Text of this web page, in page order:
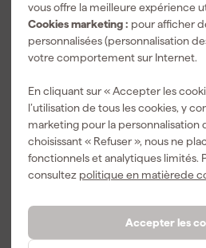
vous offre la meilleure expérience
Cookies marketing : pour afficher
personnalisées (personnalisation
votre comportement sur Internet.
En cliquant sur « Accepter les
l’utilisation de tous les cookies, y
marketing pour la personnalisation
choisissant « Refuser », nous ne
fonctionnels et analytiques limités.
consultez politique en matièrede
Accepter les
Comparer
DeWALT DCD710D2 -
Set perceuse visseuse